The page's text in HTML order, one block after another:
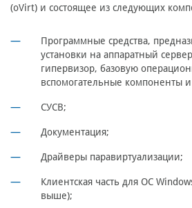
(oVirt) и состоящее из следующих
Программные средства,
установки на аппаратный
гипервизор, базовую
вспомогательные компоненты
СУСВ;
Документация;
Драйверы паравиртуализации;
Клиентская часть для ОС
выше);